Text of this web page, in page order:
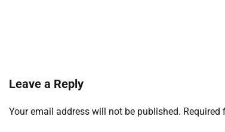
Leave a Reply
Your email address will not be published. Required